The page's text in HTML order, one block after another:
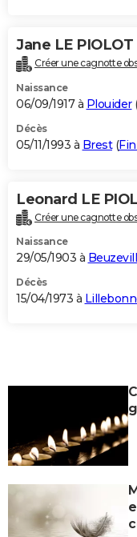
Jane LE PIOLOT
Créer une cagnotte
Naissance
06/09/1917 à Plouider
Décès
05/11/1993 à Brest(
Leonard LE
Créer une cagnotte
Naissance
29/05/1903 à
Décès
15/04/1973 à